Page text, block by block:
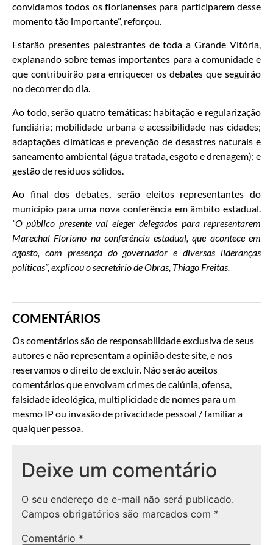
convidamos todos os florianenses para participarem desse
momento tão importante”, reforçou.
Estarão presentes palestrantes de toda a Grande Vitória,
explanando sobre temas importantes para a comunidade e
que contribuirão para enriquecer os debates que seguirão
no decorrer do dia.
Ao todo, serão quatro temáticas: habitação e regularização
fundiária; mobilidade urbana e acessibilidade nas cidades;
adaptações climáticas e prevenção de desastres naturais e
saneamento ambiental (água tratada, esgoto e drenagem); e
gestão de resíduos sólidos.
Ao final dos debates, serão eleitos representantes do
município para uma nova conferência em âmbito estadual.
“O público presente vai eleger delegados para representarem
Marechal Floriano na conferência estadual, que acontece em
agosto, com presença do governador e diversas lideranças
políticas”, explicou o secretário de Obras, Thiago Freitas.
COMENTÁRIOS
Os comentários são de responsabilidade exclusiva de seus
autores e não representam a opinião deste site, e nos
reservamos o direito de excluir. Não serão aceitos
comentários que envolvam crimes de calúnia, ofensa,
falsidade ideológica, multiplicidade de nomes para um
mesmo IP ou invasão de privacidade pessoal / familiar a
qualquer pessoa.
Deixe um comentário
O seu endereço de e-mail não será publicado.
Campos obrigatórios são marcados com *
Comentário *